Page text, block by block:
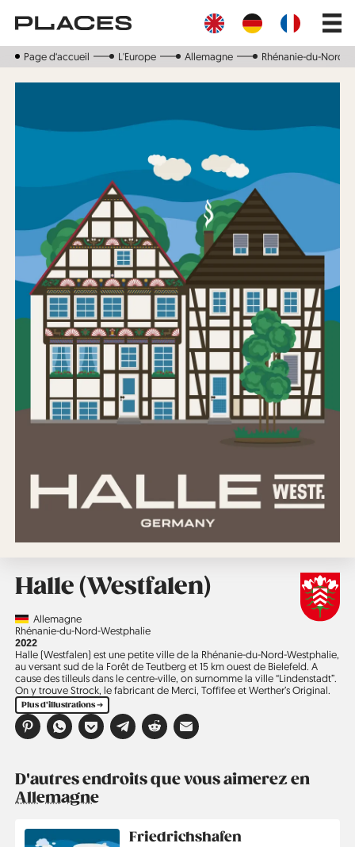
contenu
Main
Page d‘accueil L'Europe Allemagne Rhénanie-du-Nord-
Halle (Westfalen)
CountryAllemagne
Région
Rhénanie-du-Nord-Westphalie
Année
2022
Halle (Westfalen) est une petite ville de la Rhénanie-du-Nord-Westphalie,
au versant sud de la Forêt de Teutberg et 15 km ouest de Bielefeld. A
cause des tilleuls dans le centre-ville, on surnomme la ville “Lindenstadt”.
On y trouve Strock, le fabricant de Merci, Toffifee et Werther’s Original.
Plus d'illustrations ➔
D'autres endroits que vous aimerez en
Allemagne
Friedrichshafen